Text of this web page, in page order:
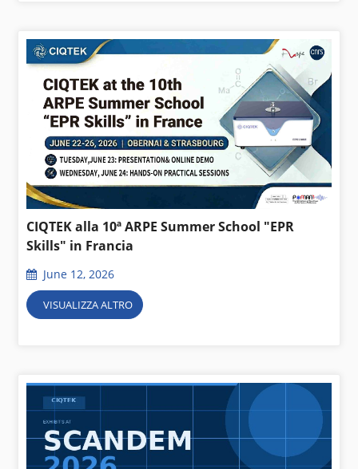
CIQTEK alla 10ª ARPE Summer School "EPR
Skills" in Francia
June 12, 2026
VISUALIZZA ALTRO